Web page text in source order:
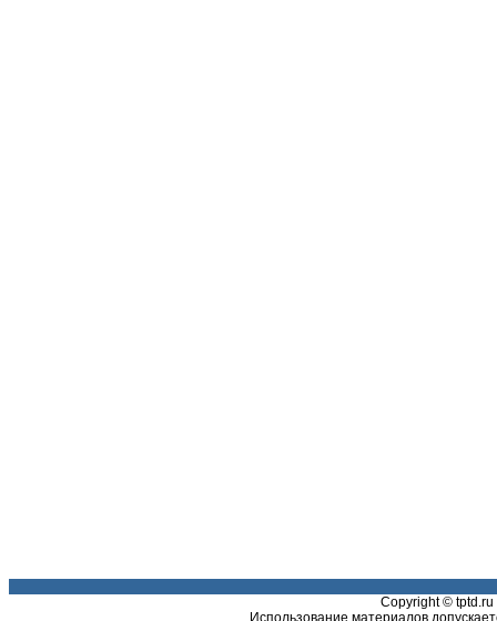
Copyright ©
Использование материалов